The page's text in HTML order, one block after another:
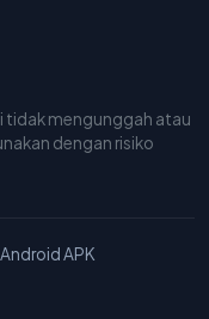
tidak mengunggah atau
dengan risiko
Android APK